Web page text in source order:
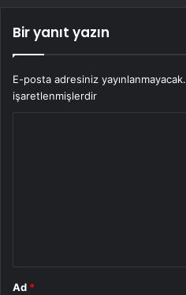
Bir yanıt yazın
E-posta adresiniz yayınlanmayacak.
işaretlenmişlerdir
Ad *